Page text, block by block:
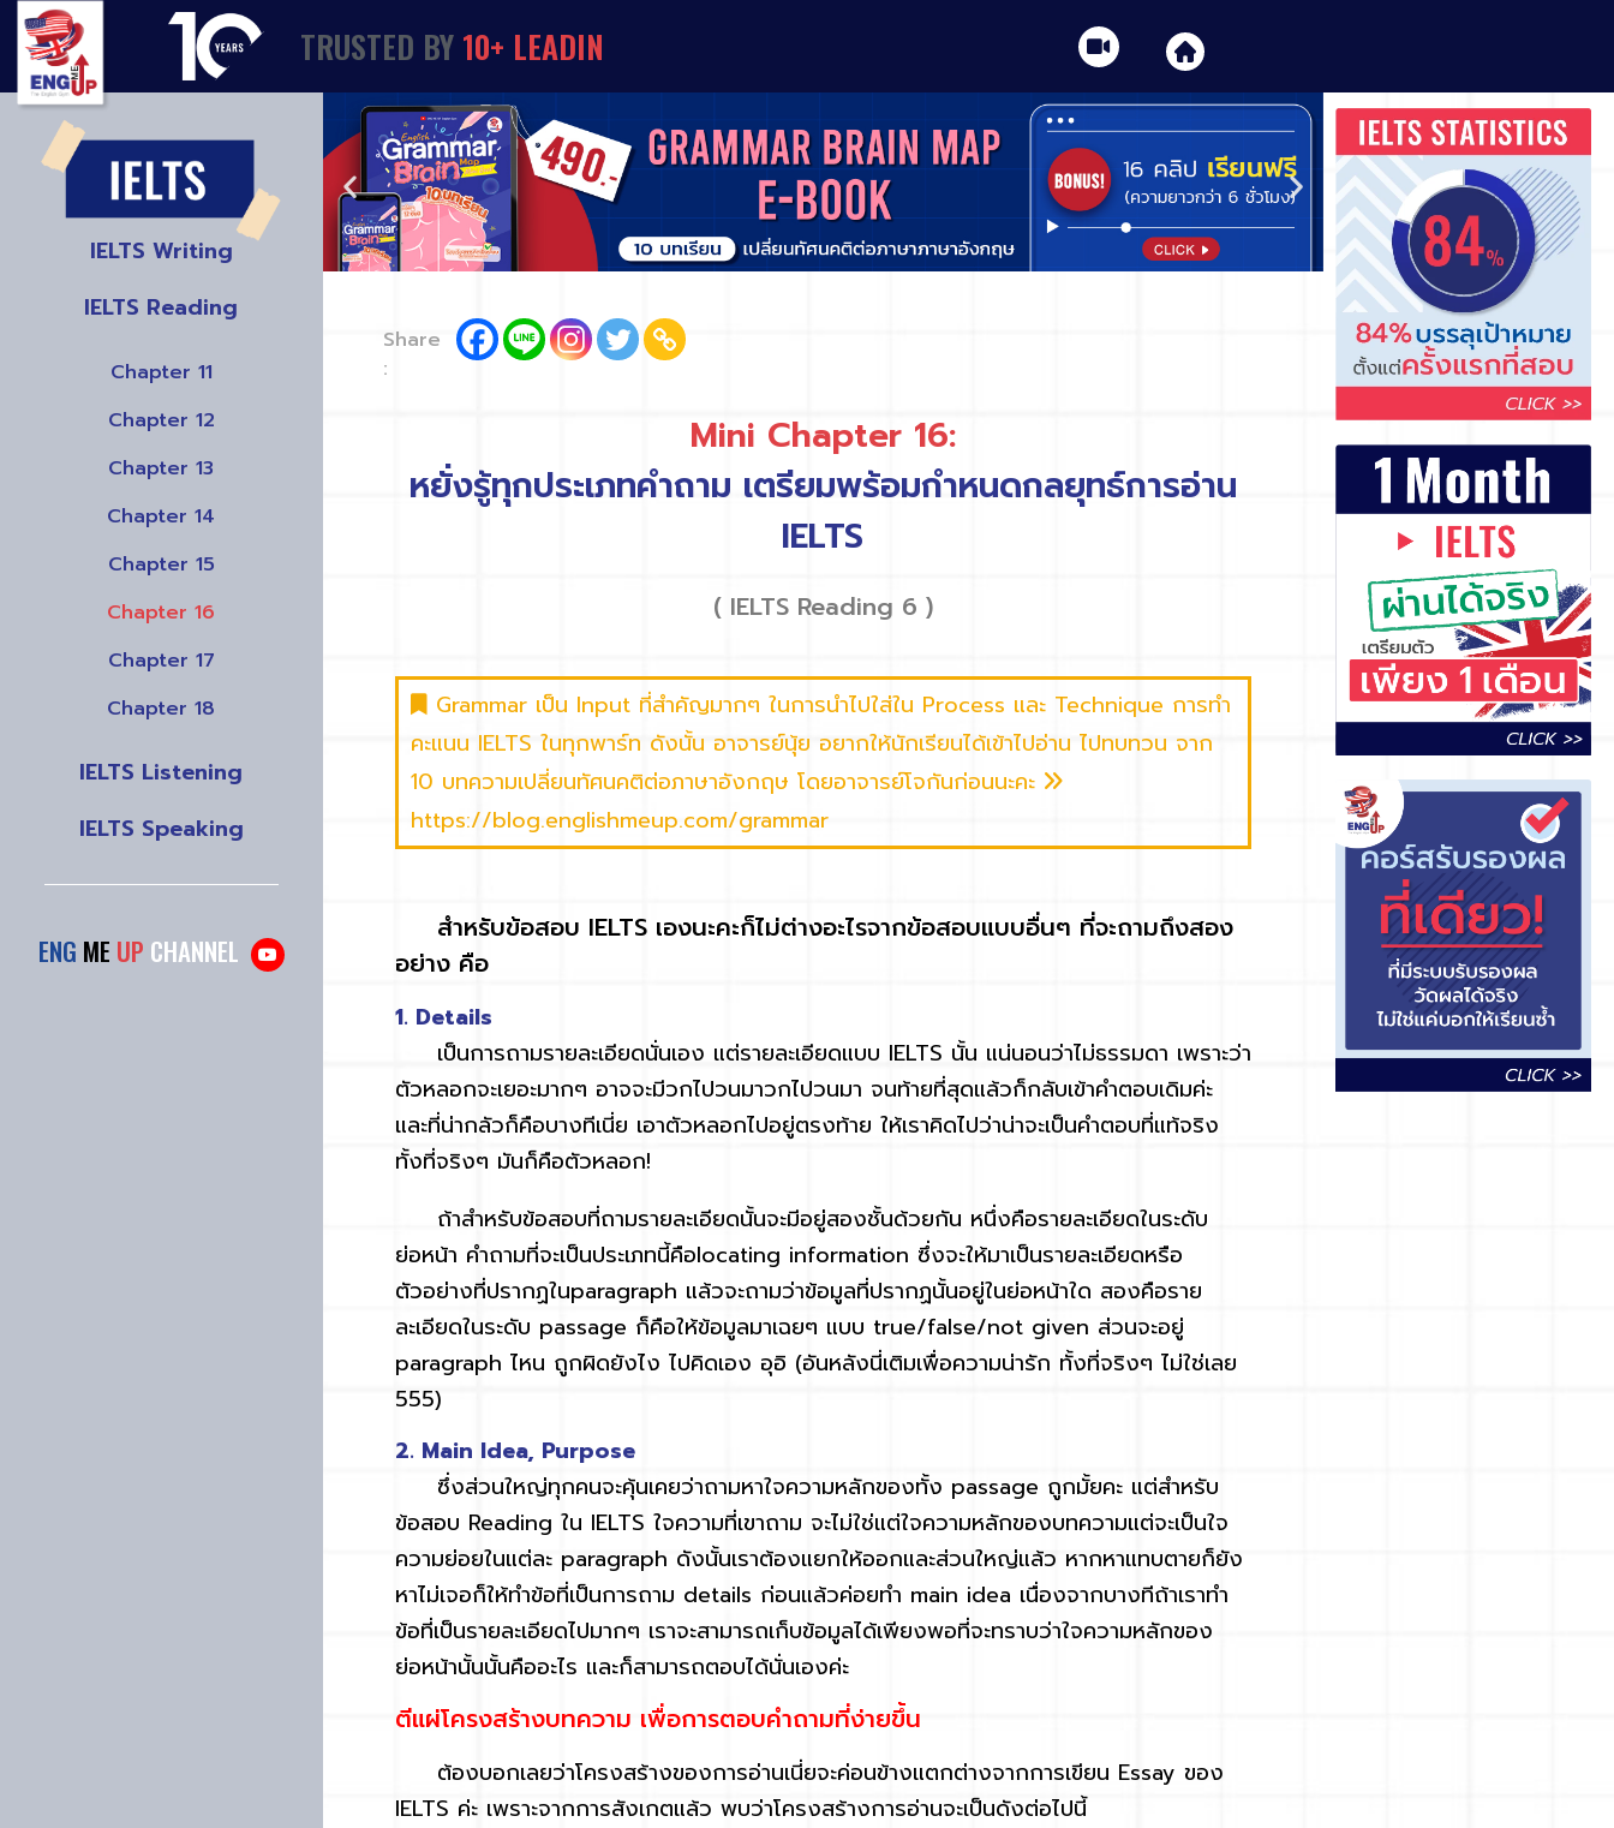
TRUSTED BY 10+ LEADIN
IELTS Writing
IELTS Reading
Chapter 11
Chapter 12
Chapter 13
Chapter 14
Chapter 15
Chapter 16
Chapter 17
Chapter 18
IELTS Listening
IELTS Speaking
ENG ME UP CHANNEL
Share
:
Mini Chapter 16:
หยั่งรู้ทุกประเภทคำถาม เตรียมพร้อมกำหนดกลยุทธ์การอ่าน
IELTS
( IELTS Reading 6 )
Grammar เป็น Input ที่สำคัญมากๆ ในการนำไปใส่ใน Process และ Technique การทำ
คะแนน IELTS ในทุกพาร์ท ดังนั้น อาจารย์นุ้ย อยากให้นักเรียนได้เข้าไปอ่าน ไปทบทวน จาก
10 บทความเปลี่ยนทัศนคติต่อภาษาอังกฤษ โดยอาจารย์โจกันก่อนนะคะ
https://blog.englishmeup.com/grammar
สำหรับข้อสอบ IELTS เองนะคะก็ไม่ต่างอะไรจากข้อสอบแบบอื่นๆ ที่จะถามถึงสอง
อย่าง คือ
1. Details
เป็นการถามรายละเอียดนั่นเอง แต่รายละเอียดแบบ IELTS นั้น แน่นอนว่าไม่ธรรมดา เพราะว่า
ตัวหลอกจะเยอะมากๆ อาจจะมีวกไปวนมาวกไปวนมา จนท้ายที่สุดแล้วก็กลับเข้าคำตอบเดิมค่ะ
และที่น่ากลัวก็คือบางทีเนี่ย เอาตัวหลอกไปอยู่ตรงท้าย ให้เราคิดไปว่าน่าจะเป็นคำตอบที่แท้จริง
ทั้งที่จริงๆ มันก็คือตัวหลอก!
ถ้าสำหรับข้อสอบที่ถามรายละเอียดนั้นจะมีอยู่สองชั้นด้วยกัน หนึ่งคือรายละเอียดในระดับ
ย่อหน้า คำถามที่จะเป็นประเภทนี้คือlocating information ซึ่งจะให้มาเป็นรายละเอียดหรือ
ตัวอย่างที่ปรากฏในparagraph แล้วจะถามว่าข้อมูลที่ปรากฏนั้นอยู่ในย่อหน้าใด สองคือราย
ละเอียดในระดับ passage ก็คือให้ข้อมูลมาเฉยๆ แบบ true/false/not given ส่วนจะอยู่
paragraph ไหน ถูกผิดยังไง ไปคิดเอง อุอิ (อันหลังนี่เติมเพื่อความน่ารัก ทั้งที่จริงๆ ไม่ใช่เลย
555)
2. Main Idea, Purpose
ซึ่งส่วนใหญ่ทุกคนจะคุ้นเคยว่าถามหาใจความหลักของทั้ง passage ถูกมั้ยคะ แต่สำหรับ
ข้อสอบ Reading ใน IELTS ใจความที่เขาถาม จะไม่ใช่แต่ใจความหลักของบทความแต่จะเป็นใจ
ความย่อยในแต่ละ paragraph ดังนั้นเราต้องแยกให้ออกและส่วนใหญ่แล้ว หากหาแทบตายก็ยัง
หาไม่เจอก็ให้ทำข้อที่เป็นการถาม details ก่อนแล้วค่อยทำ main idea เนื่องจากบางทีถ้าเราทำ
ข้อที่เป็นรายละเอียดไปมากๆ เราจะสามารถเก็บข้อมูลได้เพียงพอที่จะทราบว่าใจความหลักของ
ย่อหน้านั้นนั้นคืออะไร และก็สามารถตอบได้นั่นเองค่ะ
ตีแผ่โครงสร้างบทความ เพื่อการตอบคำถามที่ง่ายขึ้น
ต้องบอกเลยว่าโครงสร้างของการอ่านเนี่ยจะค่อนข้างแตกต่างจากการเขียน Essay ของ
IELTS ค่ะ เพราะจากการสังเกตแล้ว พบว่าโครงสร้างการอ่านจะเป็นดังต่อไปนี้